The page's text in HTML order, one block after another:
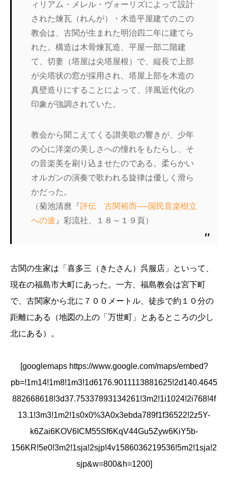
ィリアム・メレル・ヴォーリズによって設計
された煉瓦（れんが）・木造平屋建てのこの
教会は、古関が生まれた明治四二年に建てら
れた。構造は木骨煉瓦造、平屋一部二階建
て、切妻（塔屋は尖塔屋根）で、縦長で上部
が尖塔状の窓が採用され、塔屋上部を木造の
真壁造りにすることによって、洋風近代化の
印象が強調されていた。
教会から聞こえてくる讃美歌の響きが、少年
の心に洋楽の美しさへの憧れをもたらし、そ
の音楽美を刷り込ませたのである。柔らかい
オルガンの演奏で歌われる旋律は優しく滑ら
かだった。
（菊池清麿『評伝 古関裕而──国民音楽樹立
への途 』彩流社、１８～１９頁）
古関の生家は「喜多三（きたさん）呉服店」といって、
現在の福島市大町にあった。一方、福島教会は宮下町
で、古関家から北に７００メートル、徒歩で約１０分の
距離にある（地図の上の「万世町」とあるところの少し
北にある）。
[googlemaps https://www.google.com/maps/embed?
pb=!1m14!1m8!1m3!1d6176.9011113881625!2d140.4645
882668618!3d37.75337893134261!3m2!1i1024!2i768!4f
13.1!3m3!1m2!1s0x0%3A0x3ebda789f1f36522!2z5Y-
k6Zai6KOV6ICM55Sf6KqV44Gu5Zyw6KiY5b-
156KR!5e0!3m2!1sja!2sjp!4v1586036219536!5m2!1sja!2
sjp&w=800&h=1200]